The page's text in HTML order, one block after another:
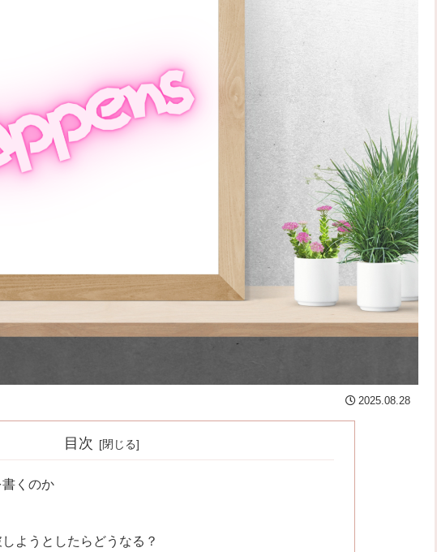
2025.08.28
目次
くのか
ようとしたらどうなる？